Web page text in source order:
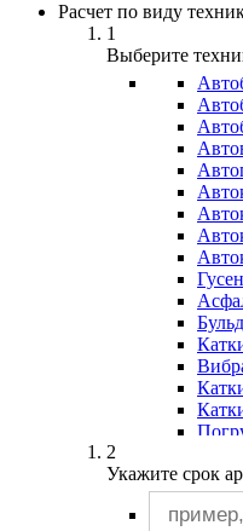
Расчет по виду
1
Выберите
2
Укажите срок